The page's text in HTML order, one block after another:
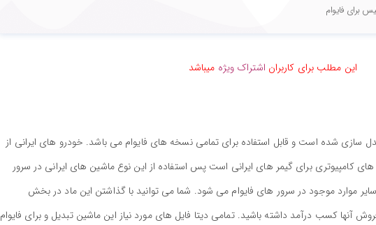
برای فایوام
این مطلب برای کاربران اشتراک ویژه میباشد
سازی شده است و قابل استفاده برای تمامی نسخه های فایوام می باشد. خودرو های ایرانی از
کامپیوتری برای گیمر های ایرانی است پس استفاده از این نوع ماشین های ایرانی در سرور
موارد موجود در سرور های فایوام می شود. شما می توانید با گذاشتن این ماد در بخش
آنها کسب درآمد داشته باشید. تمامی دیتا فایل های مورد نیاز این ماشین تبدیل و برای فایوام